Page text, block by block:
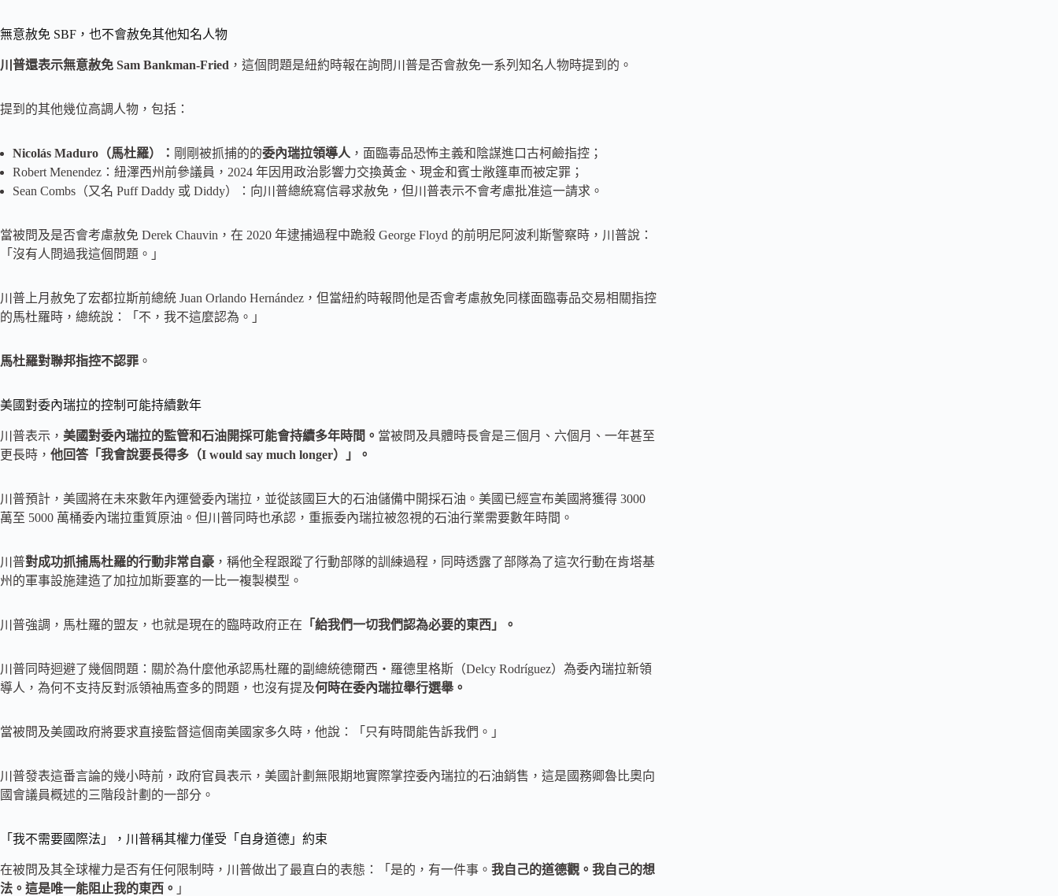
無意赦免 SBF，也不會赦免其他知名人物
川普還表示無意赦免 Sam Bankman-Fried ，這個問題是紐約時報在詢問川普是否會赦免一系列知名人物時提到的。
提到的其他幾位高調人物，包括：
Nicolás Maduro（馬杜羅）： 剛剛被抓捕的的委內瑞拉領導人 ，面臨毒品恐怖主義和陰謀進口古柯鹼指控；
Robert Menendez：紐澤西州前參議員，2024 年因用政治影響力交換黃金、現金和賓士敞篷車而被定罪；
Sean Combs（又名 Puff Daddy 或 Diddy）：向川普總統寫信尋求赦免，但川普表示不會考慮批准這一請求。
當被問及是否會考慮赦免 Derek Chauvin，在 2020 年逮捕過程中跪殺 George Floyd 的前明尼阿波利斯警察時，川普說：
「沒有人問過我這個問題。」
川普上月赦免了宏都拉斯前總統 Juan Orlando Hernández，但當紐約時報問他是否會考慮赦免同樣面臨毒品交易相關指控
的馬杜羅時，總統說：「不，我不這麼認為。」
馬杜羅對聯邦指控不認罪 。
美國對委內瑞拉的控制可能持續數年
川普表示， 美國對委內瑞拉的監管和石油開採可能會持續多年時間。 當被問及具體時長會是三個月、六個月、一年甚至
更長時， 他回答「我會說要長得多（I would say much longer）」。
川普預計，美國將在未來數年內運營委內瑞拉，並從該國巨大的石油儲備中開採石油。美國已經宣布美國將獲得 3000
萬至 5000 萬桶委內瑞拉重質原油。但川普同時也承認，重振委內瑞拉被忽視的石油行業需要數年時間。
川普對成功抓捕馬杜羅的行動非常自豪 ，稱他全程跟蹤了行動部隊的訓練過程，同時透露了部隊為了這次行動在肯塔基
州的軍事設施建造了加拉加斯要塞的一比一複製模型。
川普強調，馬杜羅的盟友，也就是現在的臨時政府正在 「給我們一切我們認為必要的東西」。
川普同時迴避了幾個問題：關於為什麼他承認馬杜羅的副總統德爾西・羅德里格斯（Delcy Rodríguez）為委內瑞拉新領
導人，為何不支持反對派領袖馬查多的問題，也沒有提及何時在委內瑞拉舉行選舉。
當被問及美國政府將要求直接監督這個南美國家多久時，他說：「只有時間能告訴我們。」
川普發表這番言論的幾小時前，政府官員表示，美國計劃無限期地實際掌控委內瑞拉的石油銷售，這是國務卿魯比奧向
國會議員概述的三階段計劃的一部分。
「我不需要國際法」，川普稱其權力僅受「自身道德」約束
在被問及其全球權力是否有任何限制時，川普做出了最直白的表態：「是的，有一件事。 我自己的道德觀。我自己的想
法。這是唯一能阻止我的東西。 」